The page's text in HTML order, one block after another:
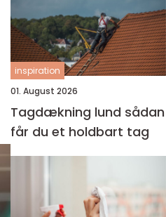
inspiration
01. August 2026
Tagdækning lund sådan
får du et holdbart tag